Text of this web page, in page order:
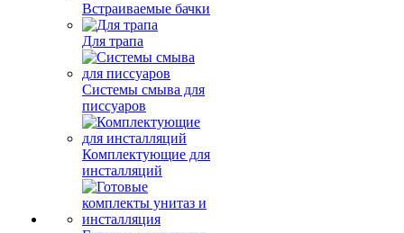
Встраиваемые бачки
Для трапа
Системы смыва для
писсуаров
Комплектующие для
инсталляций